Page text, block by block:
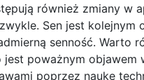
również zmiany w
Sen jest kolejnym
senność. Warto
poważnym objawem
poprzez naukę